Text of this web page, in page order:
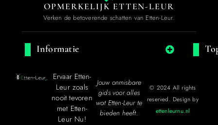
OPMERKELIJK ETTEN-LEUR
Verken de betoverende schatten van Etten-Leur.
Informatie
Ervaar Etten-
Leur zoals
nooit tevoren
met Etten-
Leur Nu!
Jouw onmisbare
gids voor alles
wat Etten-Leur te
bieden heeft.
© 2024 All rights
reserved. Design by
ettenleurnu.nl